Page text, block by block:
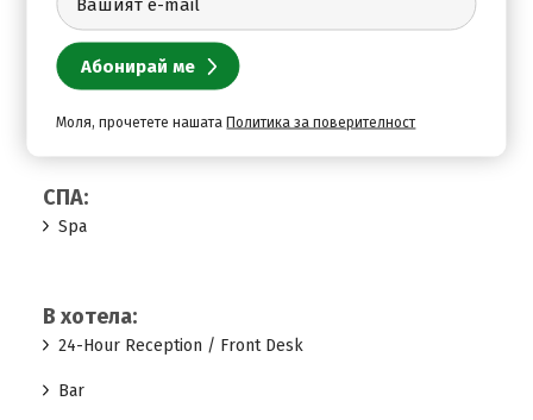
Ресторант:
СПА:
Spa
В хотела:
24-Hour Reception / Front Desk
Bar
Моля, прочетете нашатаПолитика за поверителност